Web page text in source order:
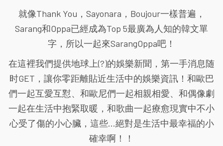
就像Thank You，Sayonara，Boujour一樣普遍，
Sarang和Oppa已經成為Top 5最廣為人知的韓文單
字，所以一起來SarangOppa吧！
在這裡我們提供地球上(?)的娛樂新聞，第一手消息随
时GET，讓你零距離貼近生活中的娛樂資訊！和歐巴
們一起互愛互懟、和歐尼們一起相親相愛、和偶像劇
一起在生活中抱緊取暖，和歌曲一起療愈現實中不小
心受了傷的小心臟，這些...絕對是生活中最幸福的小
確幸啊！！